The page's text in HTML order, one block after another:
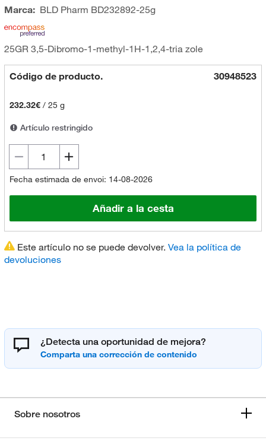
Marca: BLD Pharm BD232892-25g
25GR 3,5-Dibromo-1-methyl-1H-1,2,4-tria zole
Código de producto. 30948523
232.32€/ 25 g
Artículo restringido
Fecha estimada de envoi: 14-08-2026
Añadir a la cesta
Este artículo no se puede devolver. Vea la política de
devoluciones
¿Detecta una oportunidad de mejora?
Sobre nosotros